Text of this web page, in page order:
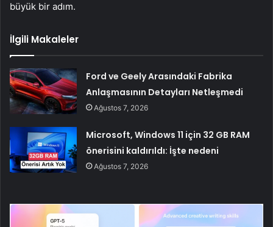
büyük bir adım.
İlgili Makaleler
Ford ve Geely Arasındaki Fabrika
Anlaşmasının Detayları Netleşmedi
Ağustos 7, 2026
Microsoft, Windows 11 için 32 GB RAM
önerisini kaldırıldı: İşte nedeni
Ağustos 7, 2026